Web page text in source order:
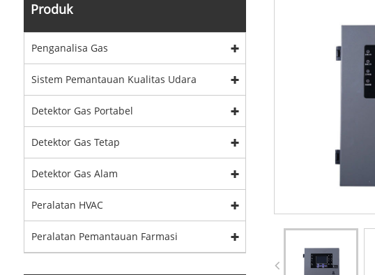
Produk
Penganalisa Gas
Sistem Pemantauan Kualitas Udara
Detektor Gas Portabel
Detektor Gas Tetap
Detektor Gas Alam
Peralatan HVAC
Peralatan Pemantauan Farmasi